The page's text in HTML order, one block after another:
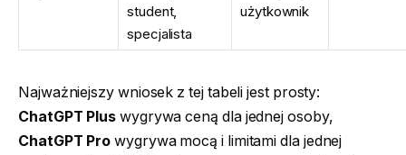
student,
specjalista
użytkownik
Najważniejszy wniosek z tej tabeli jest prosty:
ChatGPT Plus wygrywa ceną dla jednej osoby,
ChatGPT Pro wygrywa mocą i limitami dla jednej